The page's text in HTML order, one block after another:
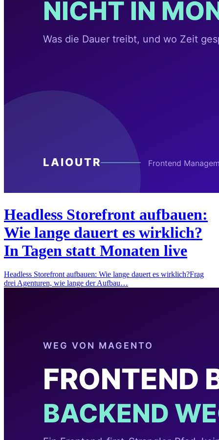
Headless Storefront aufbauen:
Wie lange dauert es wirklich?
In Tagen statt Monaten live
Headless Storefront aufbauen: Wie lange dauert es wirklich?Frag
drei Agenturen, wie lange der Aufbau…